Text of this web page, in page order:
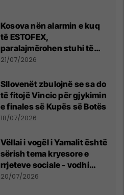
Kosova nën alarmin e kuq
të ESTOFEX,
paralajmërohen stuhi të
fuqishme me breshër dhe
21/07/2026
Sllovenët zbulojnë se sa do
të fitojë Vincic për gjykimin
e finales së Kupës së Botës
18/07/2026
Vëllai i vogël i Yamalit është
sërish tema kryesore e
rrjeteve sociale - vodhi
vëmendjen pas finales së
20/07/2026